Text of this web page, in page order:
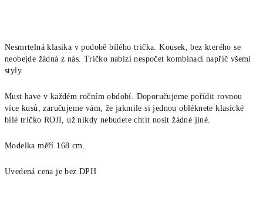
Nesmrtelná klasika v podobě bílého trička. Kousek, bez kterého se
neobejde žádná z nás. Tričko nabízí nespočet kombinací napříč všemi
styly.
Must have v každém ročním období. Doporučujeme pořídit rovnou
více kusů, zaručujeme vám, že jakmile si jednou obléknete klasické
bílé tričko ROJI, už nikdy nebudete chtít nosit žádné jiné.
Modelka měří 168 cm.
Uvedená cena je bez DPH